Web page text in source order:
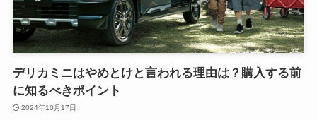
デリカミニはやめとけと言われる理由は？購入する前
に知るべきポイント
2024年10月17日